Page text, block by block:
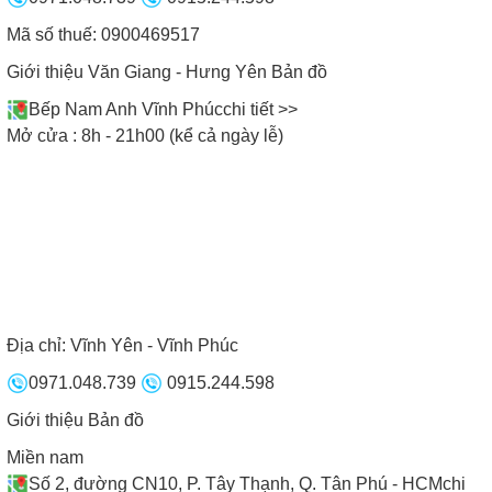
san nhiệt, tính năng chia sẻ công suất,... Giúp bếp
từ hoạt động hiệu quả và có độ bền cao hơn trong
quá trình sử dụng.
Bếp từ Faster sở hữu nhiều tính năng và ưu điểm vượt trội
II. Lưu ý khi sử dụng bếp từ Faster
Mã số thuế: 0900469517
Giới thiệu Văn Giang - Hưng Yên Bản đồ
Bếp Nam Anh Vĩnh Phúcchi tiết >>
Mở cửa : 8h - 21h00 (kể cả ngày lễ)
Địa chỉ: Vĩnh Yên - Vĩnh Phúc
0971.048.739
0915.244.598
Giới thiệu Bản đồ
Miền nam
Số 2, đường CN10, P. Tây Thạnh, Q. Tân Phú - HCMchi